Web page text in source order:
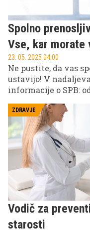
Spolno
Vse, kar morate
23. 05. 2025 04.00
Ne pustite, da vas
ustavijo! V
informacije o SPB:
razumevanja
se zaščititi in
ohranjanje svojega
prvem mestu!
ZDRAVJE
Vodič za
starosti